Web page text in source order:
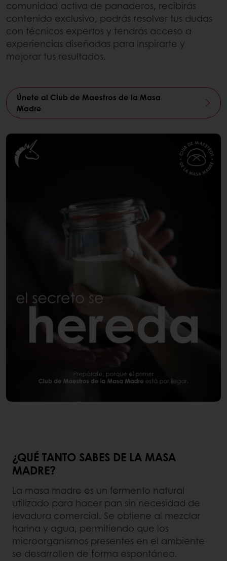
comunidad activa de panaderos, recibirás
contenido exclusivo, podrás resolver tus dudas
con técnicos expertos y tendrás acceso a
experiencias diseñadas para inspirarte y
mejorar tus resultados.
Únete al Club de Maestros de la Masa
Madre
¿QUÉ TANTO SABES DE LA MASA
MADRE?
La masa madre es un fermento natural
utilizado para hacer pan sin necesidad de
levadura comercial. Se obtiene al mezclar
harina y agua, permitiendo que los
microorganismos presentes en el ambiente
se desarrollen de forma espontánea.